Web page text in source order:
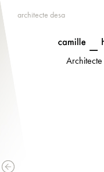
architecte desa
Architecte